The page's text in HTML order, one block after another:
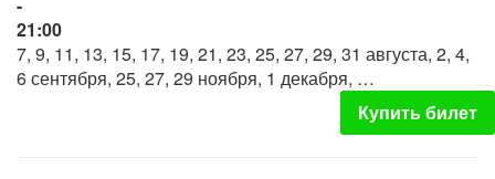
21:00
7, 9, 11, 13, 15, 17, 19, 21, 23, 25, 27, 29, 31 августа, 2, 4,
6 сентября, 25, 27, 29 ноября, 1 декабря, …
Купить билет